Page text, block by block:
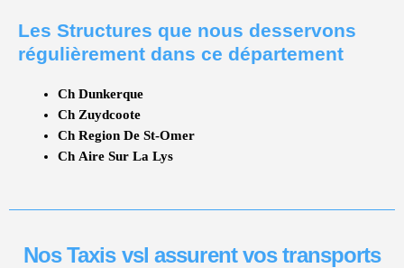
Les Structures que nous desservons
régulièrement dans ce département
Ch Dunkerque
Ch Zuydcoote
Ch Region De St-Omer
Ch Aire Sur La Lys
Nos Taxis vsl assurent vos transports